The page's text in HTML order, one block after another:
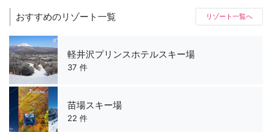
おすすめのリゾート一覧 リゾート一覧へ
軽井沢プリンスホテルスキー場
37 件
苗場スキー場
22 件